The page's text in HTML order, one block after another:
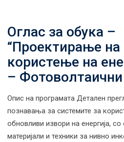
Оглас за обука –
“Проектирање на
користење на
–
Опис на програмата Детален
познавања за системите за
обновливи извори на енергија,
материјали и техники за нивно